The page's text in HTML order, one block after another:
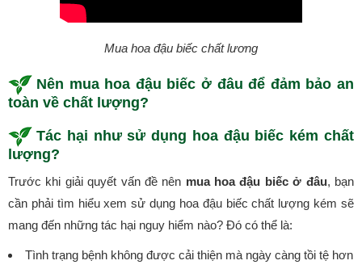
Mua hoa đậu biếc chất lương
Nên mua hoa đậu biếc ở đâu để đảm bảo an
toàn về chất lượng?
Tác hại như sử dụng hoa đậu biếc kém chất
lượng?
Trước khi giải quyết vấn đề nên mua hoa đậu biếc ở đâu, bạn
cần phải tìm hiểu xem sử dụng hoa đậu biếc chất lượng kém sẽ
mang đến những tác hại nguy hiểm nào? Đó có thể là:
Tình trạng bệnh không được cải thiện mà ngày càng tồi tệ hơn